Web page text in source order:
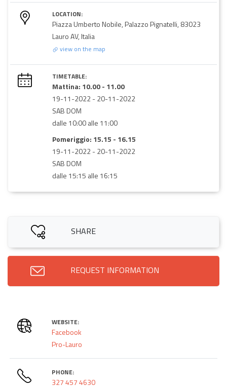
LOCATION:
Piazza Umberto Nobile, Palazzo Pignatelli, 83023
Lauro AV, Italia
view on the map
TIMETABLE:
Mattina: 10.00 - 11.00
19-11-2022-20-11-2022
SAB DOM
dalle 10:00 alle 11:00
Pomeriggio: 15.15 - 16.15
19-11-2022-20-11-2022
SAB DOM
dalle 15:15 alle 16:15
SHARE
REQUEST INFORMATION
WEBSITE:
Facebook
Pro-Lauro
PHONE:
327 457 4630